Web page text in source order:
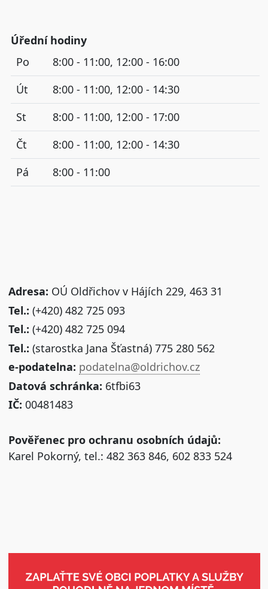
Úřední hodiny
Po
8:00 - 11:00, 12:00 - 16:00
Út
8:00 - 11:00, 12:00 - 14:30
St
8:00 - 11:00, 12:00 - 17:00
Čt
8:00 - 11:00, 12:00 - 14:30
Pá
8:00 - 11:00
Adresa: OÚ Oldřichov v Hájích 229, 463 31
Tel.: (+420) 482 725 093
Tel.: (+420) 482 725 094
Tel.: (starostka Jana Šťastná) 775 280 562
e-podatelna: podatelna@oldrichov.cz
Datová schránka: 6tfbi63
IČ: 00481483
Pověřenec pro ochranu osobních údajů:
Karel Pokorný, tel.: 482 363 846, 602 833 524